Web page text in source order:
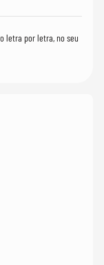
letra por letra, no seu